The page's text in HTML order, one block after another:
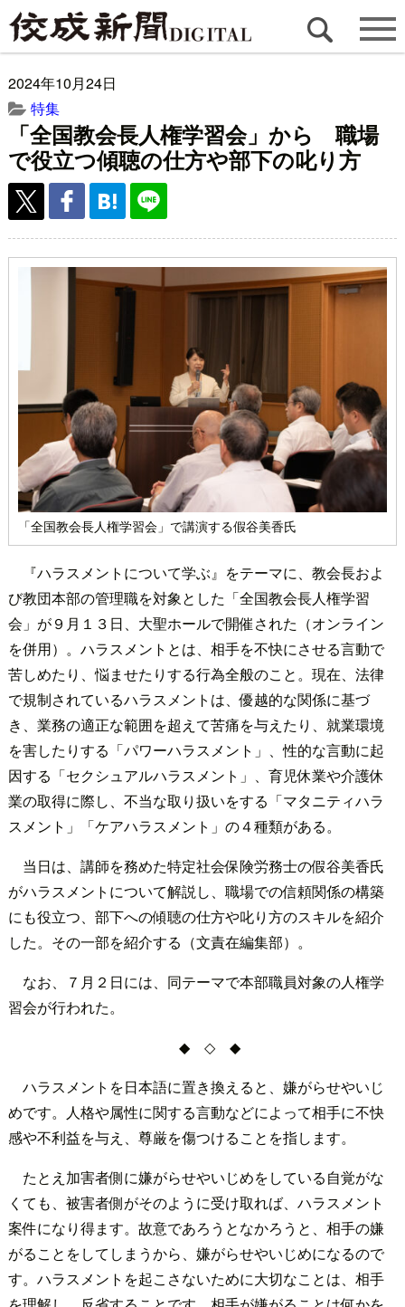
2024年10月24日
特集
「全国教会長人権学習会」から 職場
で役立つ傾聴の仕方や部下の叱り方
「全国教会長人権学習会」で講演する假谷美香氏
『ハラスメントについて学ぶ』をテーマに、教会長およ
び教団本部の管理職を対象とした「全国教会長人権学習
会」が９月１３日、大聖ホールで開催された（オンライン
を併用）。ハラスメントとは、相手を不快にさせる言動で
苦しめたり、悩ませたりする行為全般のこと。現在、法律
で規制されているハラスメントは、優越的な関係に基づ
き、業務の適正な範囲を超えて苦痛を与えたり、就業環境
を害したりする「パワーハラスメント」、性的な言動に起
因する「セクシュアルハラスメント」、育児休業や介護休
業の取得に際し、不当な取り扱いをする「マタニティハラ
スメント」「ケアハラスメント」の４種類がある。
当日は、講師を務めた特定社会保険労務士の假谷美香氏
がハラスメントについて解説し、職場での信頼関係の構築
にも役立つ、部下への傾聴の仕方や叱り方のスキルを紹介
した。その一部を紹介する（文責在編集部）。
なお、７月２日には、同テーマで本部職員対象の人権学
習会が行われた。
◆ ◇ ◆
ハラスメントを日本語に置き換えると、嫌がらせやいじ
めです。人格や属性に関する言動などによって相手に不快
感や不利益を与え、尊厳を傷つけることを指します。
たとえ加害者側に嫌がらせやいじめをしている自覚がな
くても、被害者側がそのように受け取れば、ハラスメント
案件になり得ます。故意であろうとなかろうと、相手の嫌
がることをしてしまうから、嫌がらせやいじめになるので
す。ハラスメントを起こさないために大切なことは、相手